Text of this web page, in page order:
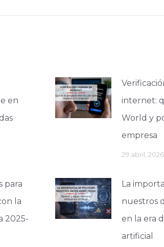
en
internet:
World y
empresa
29 abril, 2026
para
la
2025-
La
nuestros
en la era
artificial